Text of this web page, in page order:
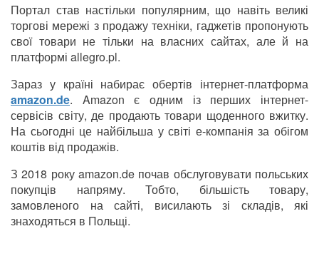
Портал став настільки популярним, що навіть великі
торгові мережі з продажу техніки, гаджетів пропонують
свої товари не тільки на власних сайтах, але й на
платформі allegro.pl.
Зараз у країні набирає обертів інтернет-платформа
amazon.de. Amazon є одним із перших інтернет-
сервісів світу, де продають товари щоденного вжитку.
На сьогодні це найбільша у світі е-компанія за обігом
коштів від продажів.
З 2018 року amazon.de почав обслуговувати польських
покупців напряму. Тобто, більшість товару,
замовленого на сайті, висилають зі складів, які
знаходяться в Польщі.